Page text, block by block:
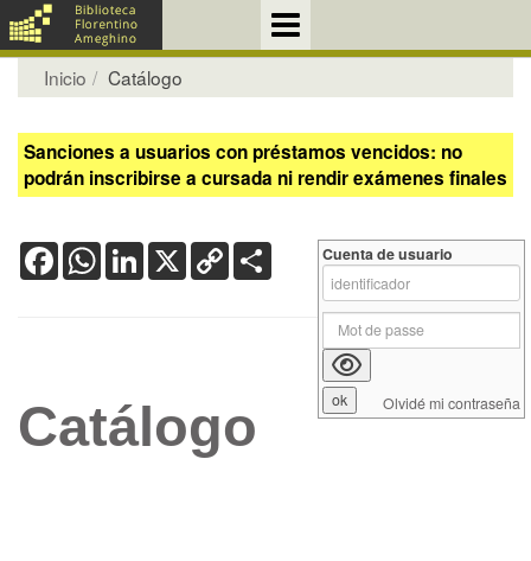
Inicio Catálogo
Sanciones a usuarios con préstamos vencidos: no
podrán inscribirse a cursada ni rendir exámenes finales
FacebookWhatsApp
LinkedIn
X Copy
Link
Catálogo
Cuenta de usuario
Olvidé mi contraseña